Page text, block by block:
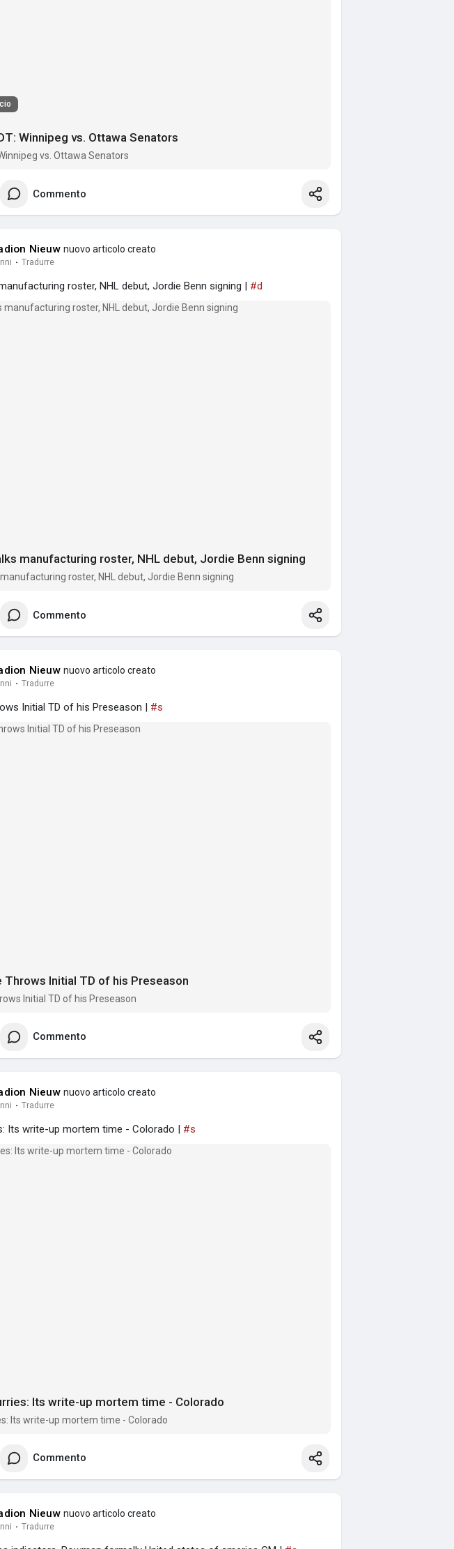
Winnipeg vs. Ottawa Senators
vs. Ottawa Senators
Commento
Nieuw nuovo articolo creato
· Tradurre
roster, NHL debut, Jordie Benn signing | #d
manufacturing roster, NHL debut, Jordie Benn signing
roster, NHL debut, Jordie Benn signing
Commento
Nieuw nuovo articolo creato
· Tradurre
Initial TD of his Preseason | #s
Throws Initial TD of his Preseason
Initial TD of his Preseason
Commento
Nieuw nuovo articolo creato
· Tradurre
Its write-up mortem time - Colorado | #s
Its write-up mortem time - Colorado
Its write-up mortem time - Colorado
Commento
Nieuw nuovo articolo creato
· Tradurre